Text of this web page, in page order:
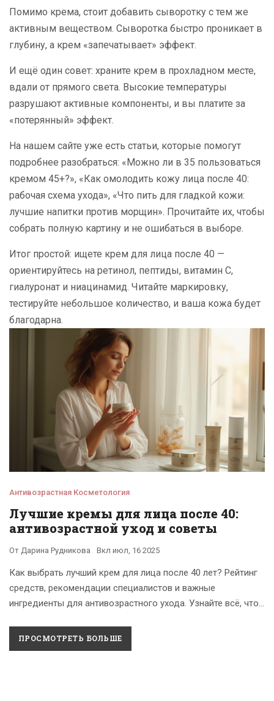
Помимо крема, стоит добавить сыворотку с тем же
активным веществом. Сыворотка быстро проникает в
глубину, а крем «запечатывает» эффект.
И ещё один совет: храните крем в прохладном месте,
вдали от прямого света. Высокие температуры
разрушают активные компоненты, и вы платите за
«потерянный» эффект.
На нашем сайте уже есть статьи, которые помогут
подробнее разобраться: «Можно ли в 35 пользоваться
кремом 45+?», «Как омолодить кожу лица после 40:
рабочая схема ухода», «Что пить для гладкой кожи:
лучшие напитки против морщин». Прочитайте их, чтобы
собрать полную картину и не ошибаться в выборе.
Итог простой: ищете крем для лица после 40 —
ориентируйтесь на ретинол, пептиды, витамин C,
гиалуронат и ниацинамид. Читайте маркировку,
тестируйте небольшое количество, и ваша кожа будет
благодарна.
Антивозрастная Косметология
Лучшие кремы для лица после 40:
антивозрастной уход и советы
От Дарина Рудникова Вкл июл, 16 2025
Как выбрать лучший крем для лица после 40 лет? Рейтинг
средств, рекомендации специалистов и важные
ингредиенты для антивозрастного ухода. Узнайте всё, что
ПРОСМОТРЕТЬ БОЛЬШЕ